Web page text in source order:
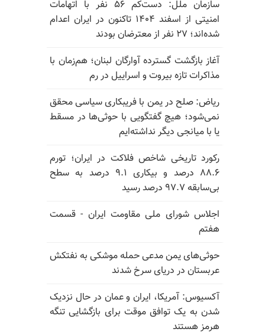
سازمان ملل: دست‌کم ۵۶ نفر با اتهامات
امنیتی از اسفند ۱۴۰۴ تاکنون در ایران اعدام
شده‌اند؛ ۲۷ نفر از معترضان بودند
آغاز بازگشت گسترده آوارگان لبنان؛ هم‌زمان با
مذاکرات تازه بیروت و اسراییل در رم
ریاض: صلح در یمن با فریبکاری سیاسی محقق
نمی‌شود؛ هیچ گفتگویی با حوثی‌ها در مسقط
یا با میانجی دیگر نداشته‌ایم
رکورد تاریخی شاخص فلاکت در ایران؛ تورم
۸۸.۶ درصد و بیکاری ۹.۱ درصد به سطح
بی‌سابقه ۹۷.۷ درصد رسید
اجلاس شورای ملی مقاومت ایران - قسمت
هفتم
حوثی‌های یمن مدعی حمله موشکی به نفتکش
عربستان در دریای سرخ شدند
آکسیوس: آمریکا، ایران و عمان در حال نزدیک
شدن به یک توافق موقت برای بازگشایی تنگه
هرمز هستند